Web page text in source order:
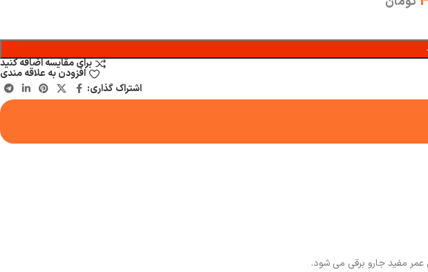
برای مقایسه اضافه کنید
افزودن به علاقه مندی
اشتراک گذاری:
عمر مفید جارو برقی می شود.